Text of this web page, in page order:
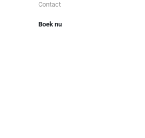
Contact
Boek nu